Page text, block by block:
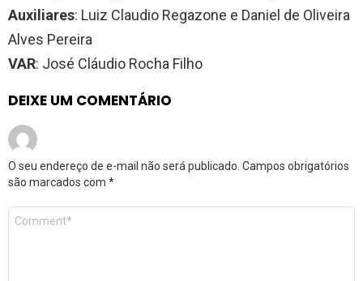
Auxiliares: Luiz Claudio Regazone e Daniel de Oliveira
Alves Pereira
VAR: José Cláudio Rocha Filho
DEIXE UM COMENTÁRIO
O seu endereço de e-mail não será publicado. Campos obrigatórios
são marcados com *
Comentário